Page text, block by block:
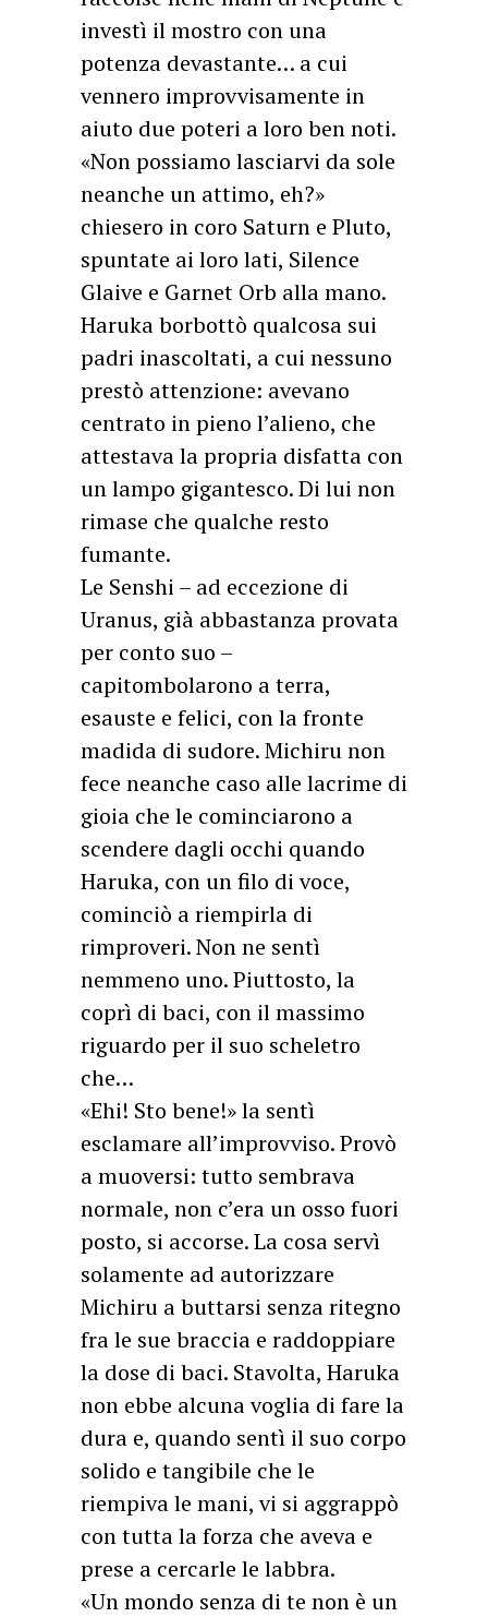
investì il mostro con una
potenza devastante… a cui
vennero improvvisamente in
aiuto due poteri a loro ben noti.
«Non possiamo lasciarvi da sole
neanche un attimo, eh?»
chiesero in coro Saturn e Pluto,
spuntate ai loro lati, Silence
Glaive e Garnet Orb alla mano.
Haruka borbottò qualcosa sui
padri inascoltati, a cui nessuno
prestò attenzione: avevano
centrato in pieno l’alieno, che
attestava la propria disfatta con
un lampo gigantesco. Di lui non
rimase che qualche resto
fumante.
Le Senshi – ad eccezione di
Uranus, già abbastanza provata
per conto suo –
capitombolarono a terra,
esauste e felici, con la fronte
madida di sudore. Michiru non
fece neanche caso alle lacrime di
gioia che le cominciarono a
scendere dagli occhi quando
Haruka, con un filo di voce,
cominciò a riempirla di
rimproveri. Non ne sentì
nemmeno uno. Piuttosto, la
coprì di baci, con il massimo
riguardo per il suo scheletro
che…
«Ehi! Sto bene!» la sentì
esclamare all’improvviso. Provò
a muoversi: tutto sembrava
normale, non c’era un osso fuori
posto, si accorse. La cosa servì
solamente ad autorizzare
Michiru a buttarsi senza ritegno
fra le sue braccia e raddoppiare
la dose di baci. Stavolta, Haruka
non ebbe alcuna voglia di fare la
dura e, quando sentì il suo corpo
solido e tangibile che le
riempiva le mani, vi si aggrappò
con tutta la forza che aveva e
prese a cercarle le labbra.
«Un mondo senza di te non è un